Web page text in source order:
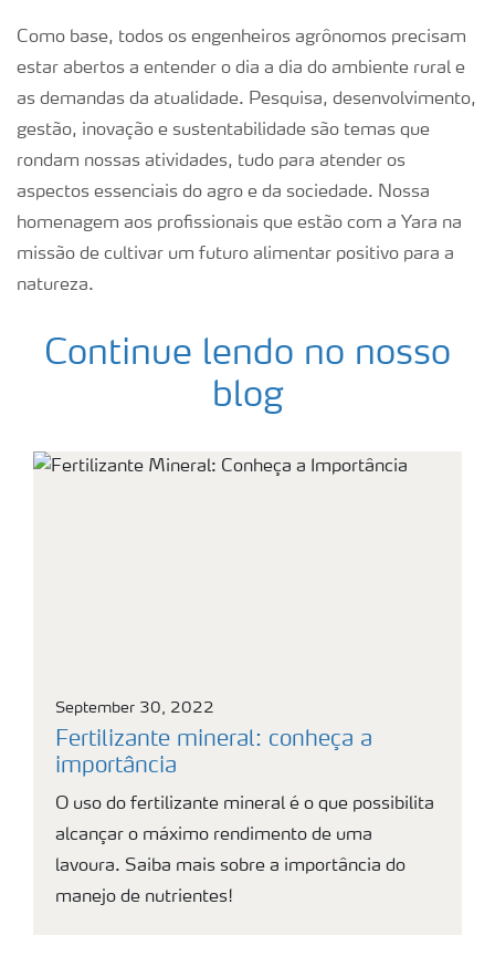
Como base, todos os engenheiros agrônomos precisam
estar abertos a entender o dia a dia do ambiente rural e
as demandas da atualidade. Pesquisa, desenvolvimento,
gestão, inovação e sustentabilidade são temas que
rondam nossas atividades, tudo para atender os
aspectos essenciais do agro e da sociedade. Nossa
homenagem aos profissionais que estão com a Yara na
missão de cultivar um futuro alimentar positivo para a
natureza.
Continue lendo no nosso
blog
September 30, 2022
Fertilizante mineral: conheça a
importância
O uso do fertilizante mineral é o que possibilita
alcançar o máximo rendimento de uma
lavoura. Saiba mais sobre a importância do
manejo de nutrientes!